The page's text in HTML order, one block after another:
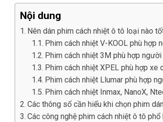
Nội dung
Nên dán phim cách nhiệt ô tô loại nào
Phim cách nhiệt V-KOOL phù hợp
Phim cách nhiệt 3M phù hợp
Phim cách nhiệt XPEL phù hợp xe
Phim cách nhiệt Llumar phù hợp
Phim cách nhiệt Inmax, NanoX,
Các thông số cần hiểu khi chọn phim
Các công nghệ phim cách nhiệt ô tô phổ